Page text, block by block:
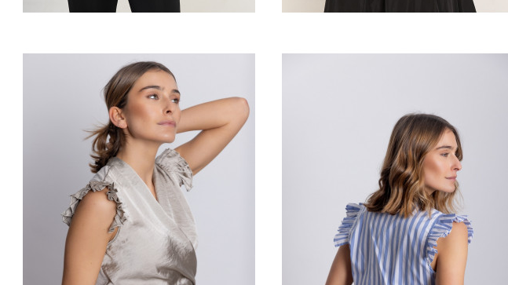
BLUSA LISA TOPO
83,20 €
Añadir al carrito
BLUSA LISA RAYAS
83,20 €
Añadir al carrito